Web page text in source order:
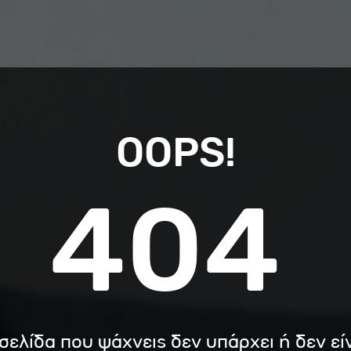
OOPS!
404
που ψάχνεις δεν υπάρχει ή δεν